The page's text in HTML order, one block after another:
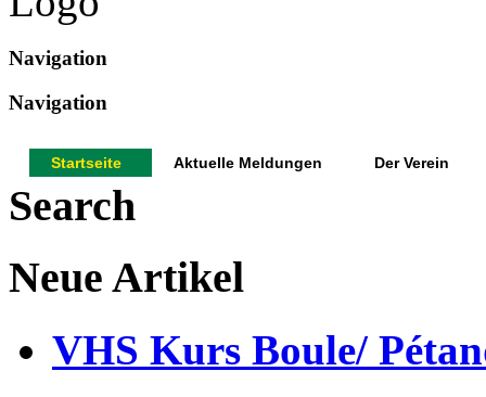
Navigation
Navigation
Startseite Aktuelle Meldungen Der Verein
Search
Neue Artikel
VHS Kurs Boule/